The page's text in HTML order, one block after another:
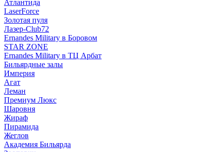
Атлантида
LaserForce
Золотая пуля
Лазер-Club72
Ernandes Military в Боровом
STAR ZONE
Ernandes Military в ТЦ Арбат
Бильярдные залы
Империя
Агат
Леман
Премиум Люкс
Шаровня
Жираф
Пирамида
Жеглов
Академия Бильярда